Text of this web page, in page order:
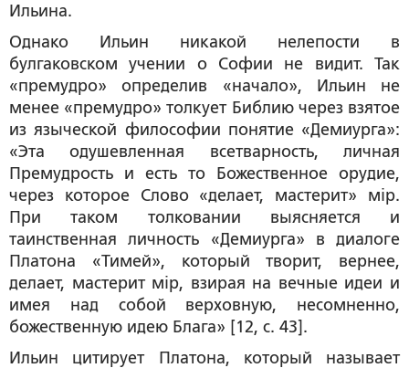
Ильина.
Однако Ильин никакой нелепости в
булгаковском учении о Софии не видит. Так
«премудро» определив «начало», Ильин не
менее «премудро» толкует Библию через взятое
из языческой философии понятие «Демиурга»:
«Этаодушевленная всетварность, личная
Премудрость и есть то Божественное орудие,
через которое Слово «делает, мастерит» мiр.
При таком толковании выясняется и
таинственная личность «Демиурга» в диалоге
Платона «Тимей», который творит, вернее,
делает, мастерит мiр, взирая на вечные идеи и
имея над собой верховную, несомненно,
божественную идею Блага» [12, с. 43].
Ильин цитирует Платона, который называет